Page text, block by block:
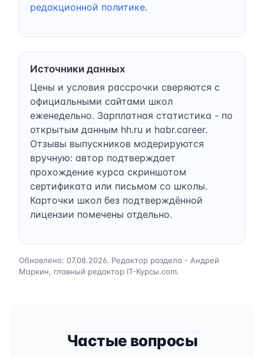
редакционной политике.
Источники данных
Цены и условия рассрочки сверяются с
официальными сайтами школ
еженедельно. Зарплатная статистика - по
открытым данным hh.ru и habr.career.
Отзывы выпускников модерируются
вручную: автор подтверждает
прохождение курса скриншотом
сертификата или письмом со школы.
Карточки школ без подтверждённой
лицензии помечены отдельно.
Обновлено: 07.08.2026. Редактор раздела - Андрей
Маркин, главный редактор IT-Курсы.com.
Частые вопросы